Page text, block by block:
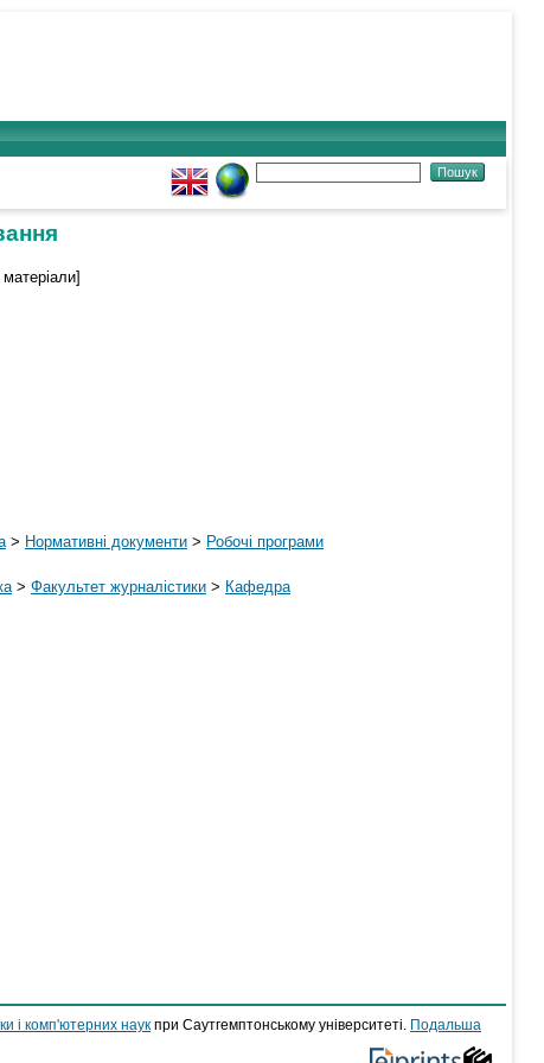
> Нормативні документи > Робочі програми
> Факультет журналістики > Кафедра
і комп'ютерних наук при Саутгемптонському університеті.
Подальша